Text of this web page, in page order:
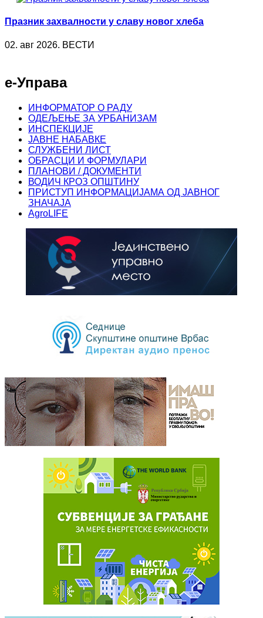
Празник захвалности у славу новог хлеба
02. авг 2026. ВЕСТИ
е-Управа
ИНФОРМАТОР О РАДУ
ОДЕЉЕЊЕ ЗА УРБАНИЗАМ
ИНСПЕКЦИЈЕ
ЈАВНЕ НАБАВКЕ
СЛУЖБЕНИ ЛИСТ
ОБРАСЦИ И ФОРМУЛАРИ
ПЛАНОВИ / ДОКУМЕНТИ
ВОДИЧ КРОЗ ОПШТИНУ
ПРИСТУП ИНФОРМАЦИЈАМА ОД ЈАВНОГ
ЗНАЧАЈА
AgroLIFE